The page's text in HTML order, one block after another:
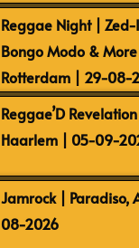
Reggae Night | Zed-
Bongo Modo &
Rotterdam | 29-08-
Reggae’D
Haarlem | 05-09-
Jamrock | Paradiso,
08-2026